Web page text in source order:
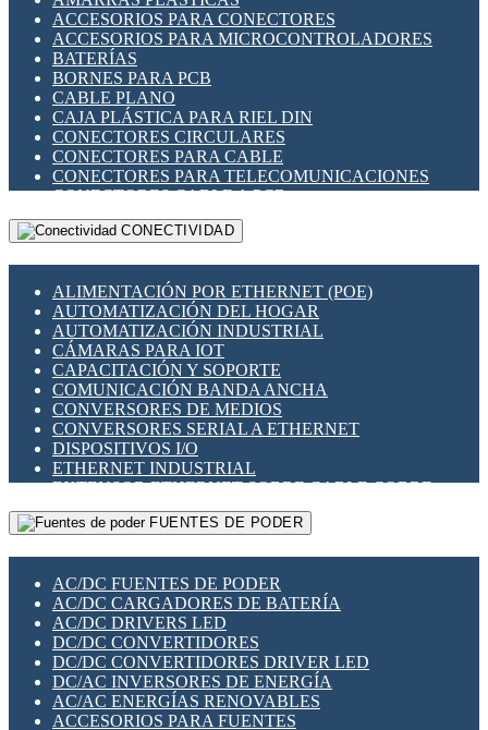
INDICADORES PARA PANEL
INTERFACES DE RELÉ
INTERRUPTORES FIN DE CARRERA
LLAVES CONMUTADORAS
MEDIDORES DE ENERGÍA Y TC'S DE CORRIENTE
MOTORES PASO A PASO
PANTALLAS HMI
PLC -CONTROLADORES LÓGICO PROGRAMABLES
PROGRAMADORES DE HORARIO
RELÉS DE PROTECCIÓN
SENSORES CAPACITIVOS
SENSORES INDUCTIVOS
TEMPORIZADORES
VARIACS
VARIADORES DE FRECUENCIA [VDF]
SECCIONADORES - INTERRUPTORES
MAQUINARIA
ACCESORIOS PARA CONECTORES
ACCESORIOS PARA MICROCONTROLADORES
BATERÍAS
BORNES PARA PCB
CABLE PLANO
CAJA PLÁSTICA PARA RIEL DIN
CONECTORES CIRCULARES
CONECTORES PARA CABLE
CONECTORES PARA TELECOMUNICACIONES
CONECTORES CABLE A PCB
CONECTORES PCB A CABLE
DIP SWITCHES
HERRAMIENTAS VARIAS
ILUMINACIÓN LED
INTERRUPTORES REED
INTERFACES DE RELÉ
OTROS RELÉS
PROTECCIÓN TÉRMICA
RELÉS AUTOMOTRICES
RELÉS DE SEÑAL
RELÉS DE ESTADO SÓLIDO SSR
RELÉS INDUSTRIALES
RELÉS MINIATURA DE POTENCIA
SENSORES MAGNÉTICOS
SWITCH Y MICROSWITCH
TARJETAS PI
UNIÓN Y DERIVACIÓN DE CABLE
CONECTIVIDAD
ALIMENTACIÓN POR ETHERNET (POE)
AUTOMATIZACIÓN DEL HOGAR
AUTOMATIZACIÓN INDUSTRIAL
CÁMARAS PARA IOT
CAPACITACIÓN Y SOPORTE
COMUNICACIÓN BANDA ANCHA
CONVERSORES DE MEDIOS
CONVERSORES SERIAL A ETHERNET
DISPOSITIVOS I/O
ETHERNET INDUSTRIAL
EXTENSOR ETHERNET SOBRE CABLE COBRE
GATEWAY LORAWAN
GESTIÓN DE REDES
PLACAS MODULARES IOT
SWITCHES Y REDES WIFI
SOLUCIONES IOT
SOLUCIONES LORAWAN
SOLUCIONES RED CELULAR
SEGURIDAD PARA REDES
SWITCHES LAN
TELEFONÍA IP (VOIP)
FUENTES DE PODER
AC/DC FUENTES DE PODER
AC/DC CARGADORES DE BATERÍA
AC/DC DRIVERS LED
DC/DC CONVERTIDORES
DC/DC CONVERTIDORES DRIVER LED
DC/AC INVERSORES DE ENERGÍA
AC/AC ENERGÍAS RENOVABLES
ACCESORIOS PARA FUENTES